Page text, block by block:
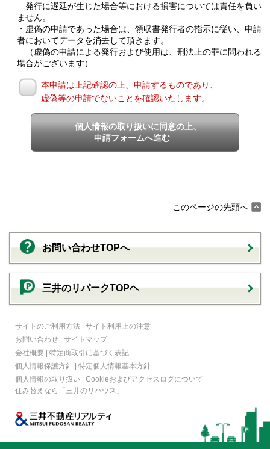
発行に遅延が生じた場合等における損害については責任を負い
ません。
・虚偽の申請であった場合は、領収書発行者の指示に従い、申請
者においてデータを消去して頂きます。
（虚偽の申請による発行および使用は、刑法上の罪に問われる
場合がございます）
本申請は上記確認の上、申請するものであり、
虚偽等の申請でないことを確認いたします。
個人情報の取り扱いに同意の上、
申請フォームへ進む
このページの先頭へ
お問い合わせTOPへ
三井のリパークTOPヘ
サイトのご利用方法 | サイト利用上の注意
お問い合わせ | サイトマップ
会社概要 | 特定商取引に基づく表記
個人情報保護方針 | 特定個人情報基本方針
個人情報の取り扱い | Cookieおよびアクセスログについて
住み替えなら
「三井のリハウス」